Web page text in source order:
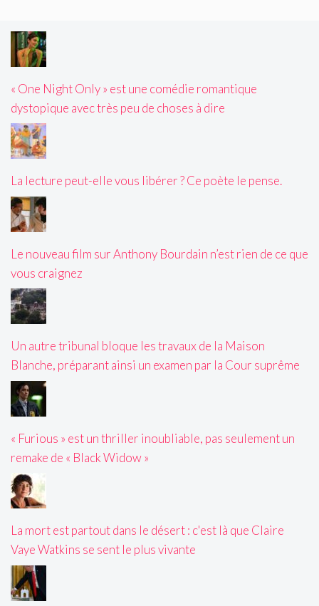
« One Night Only » est une comédie romantique
dystopique avec très peu de choses à dire
La lecture peut-elle vous libérer ? Ce poète le pense.
Le nouveau film sur Anthony Bourdain n’est rien de ce que
vous craignez
Un autre tribunal bloque les travaux de la Maison
Blanche, préparant ainsi un examen par la Cour suprême
« Furious » est un thriller inoubliable, pas seulement un
remake de « Black Widow »
La mort est partout dans le désert : c'est là que Claire
Vaye Watkins se sent le plus vivante